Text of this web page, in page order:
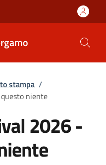
stampa /
niente
2026 -